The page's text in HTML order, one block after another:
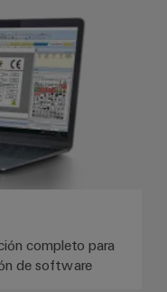
completo para
de software